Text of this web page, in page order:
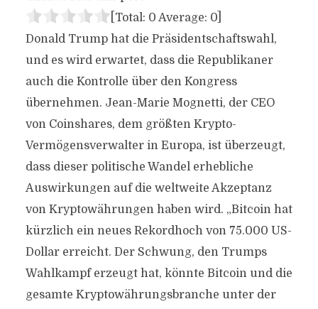
[Total: 0 Average: 0]
Donald Trump hat die Präsidentschaftswahl,
und es wird erwartet, dass die Republikaner
auch die Kontrolle über den Kongress
übernehmen. Jean-Marie Mognetti, der CEO
von Coinshares, dem größten Krypto-
Vermögensverwalter in Europa, ist überzeugt,
dass dieser politische Wandel erhebliche
Auswirkungen auf die weltweite Akzeptanz
von Kryptowährungen haben wird. „Bitcoin hat
kürzlich ein neues Rekordhoch von 75.000 US-
Dollar erreicht. Der Schwung, den Trumps
Wahlkampf erzeugt hat, könnte Bitcoin und die
gesamte Kryptowährungsbranche unter der